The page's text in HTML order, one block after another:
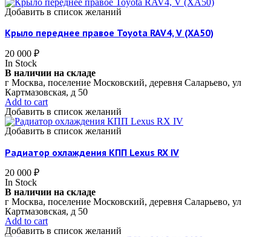
Добавить в список желаний
Крыло переднее правое Toyota RAV4, V (XA50)
20 000 ₽
In Stock
В наличии на складе
г Москва, поселение Московский, деревня Саларьево, ул
Картмазовская, д 50
Add to cart
Добавить в список желаний
Добавить в список желаний
Радиатор охлаждения КПП Lexus RX IV
20 000 ₽
In Stock
В наличии на складе
г Москва, поселение Московский, деревня Саларьево, ул
Картмазовская, д 50
Add to cart
Добавить в список желаний